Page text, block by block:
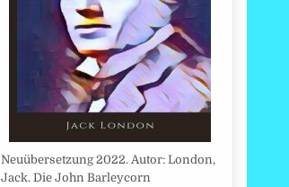
Neuübersetzung 2022. Autor: London,
Jack. Die John Barleycorn